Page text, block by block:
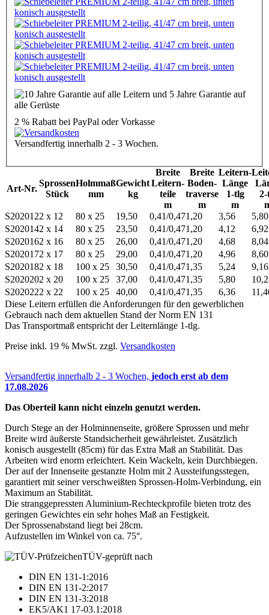
2 % Rabatt bei PayPal oder Vorkasse
Versandfertig innerhalb 2 - 3 Wochen.
Art-Nr.
Sprossen
Stück
Holmmaß
mm
Gewicht
kg
Breite
Leitern­
teile
m
Breite
Boden­
traverse
m
Leitern-
Länge
1-tlg
m
S2020122 x 12 80 x 25 19,50 0,41/0,471,20 3,56
5,80
S2020142 x 14 80 x 25 23,50 0,41/0,471,20 4,12
6,92
S2020162 x 16 80 x 25 26,00 0,41/0,471,20 4,68
8,04
S2020172 x 17 80 x 25 29,00 0,41/0,471,20 4,96
8,60
S2020182 x 18 100 x 25 30,50 0,41/0,471,35 5,24
9,16
S2020202 x 20 100 x 25 37,00 0,41/0,471,35 5,80
S2020222 x 22 100 x 25 40,00 0,41/0,471,35 6,36
Diese Leitern erfüllen die Anforderungen für den gewerblichen
Gebrauch nach dem aktuellen Stand der Norm EN 131
Das Transportmaß entspricht der Leiternlänge 1-tlg.
Preise inkl. 19 % MwSt. zzgl. Versandkosten
Versandfertig innerhalb 2 - 3 Wochen, jedoch erst ab dem
17.08.2026
Das Oberteil kann nicht einzeln genutzt werden.
Durch Stege an der Holminnenseite, größere Sprossen und mehr
Breite wird äußerste Standsicherheit gewährleistet. Zusätzlich
konisch ausgestellt (85cm) für das Extra Maß an Stabilität. Das
Arbeiten wird enorm erleichtert. Kein Wackeln, kein Durchbiegen.
Der auf der Innenseite gestanzte Holm mit 2 Aussteifungsstegen,
garantiert mit seiner verschweißten Sprossen-Holm-Verbindung, ein
Maximum an Stabilität.
Die stranggepressten Aluminium-Rechteckprofile bieten trotz des
geringen Gewichtes ein sehr hohes Maß an Festigkeit.
Der Sprossenabstand liegt bei 28cm.
Aufzustellen im Winkel von ca. 75°.
TÜV-geprüft nach
DIN EN 131-1:2016
DIN EN 131-2:2017
DIN EN 131-3:2018
EK5/AK1 17-03.1:2018